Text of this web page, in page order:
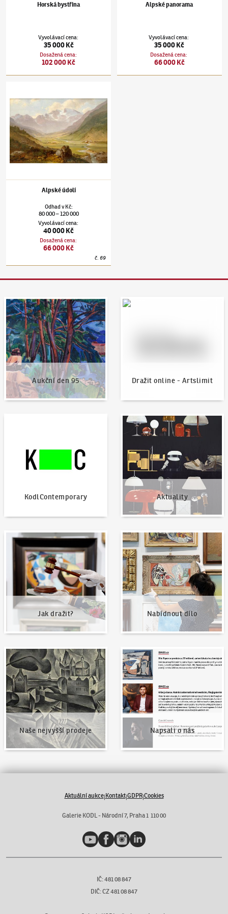
Horská bystřina
Vyvolávací cena:
35 000 Kč
Dosažená cena:
102 000 Kč
Alpské panorama
Vyvolávací cena:
35 000 Kč
Dosažená cena:
66 000 Kč
Alpské údolí
Odhadv Kč:
80 000–120 000
Vyvolávací cena:
40 000 Kč
Dosažená cena:
66 000 Kč
č.69
Aukční den 95
Aukční den 95
Dražit online - Artslimit
Dražit online - Artslimit
KodlContemporary Aktuality
Aktuality
Jak dražit?
Jak dražit?
Nabídnout dílo
Nabídnout dílo
Naše nejvyšší prodeje
Naše nejvyšší prodeje
Napsali o nás
Napsali o nás
Aktuální aukce|Kontakt|GDPR|Cookies
Galerie KODL - Národní 7, Praha 1 110 00
YouTubeFacebookInstagramLinkedIn
IČ: 481 08 847
DIČ: CZ 481 08 847